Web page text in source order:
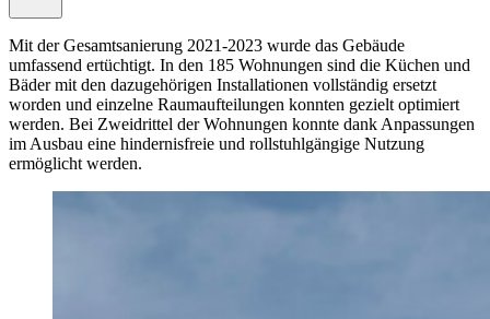
Mit der Gesamtsanierung 2021-2023 wurde das Gebäude
umfassend ertüchtigt. In den 185 Wohnungen sind die Küchen und
Bäder mit den dazugehörigen Installationen vollständig ersetzt
worden und einzelne Raumaufteilungen konnten gezielt optimiert
werden. Bei Zweidrittel der Wohnungen konnte dank Anpassungen
im Ausbau eine hindernisfreie und rollstuhlgängige Nutzung
ermöglicht werden.